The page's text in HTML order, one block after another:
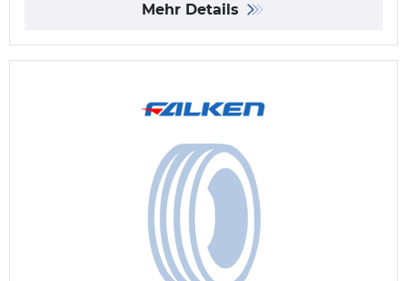
Mehr Details